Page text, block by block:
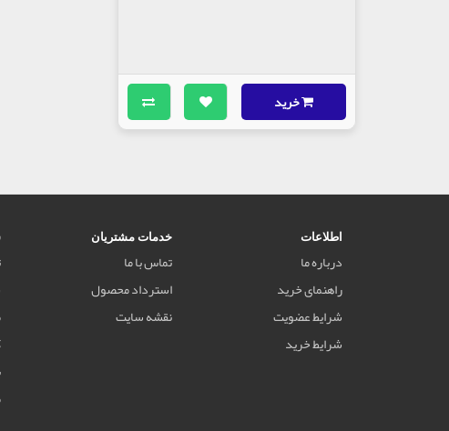
خرید
اطلاعات
درباره ما
راهنمای خرید
شرایط عضویت
شرایط خرید
خدمات مشتریان
تماس با ما
استرداد محصول
نقشه سایت